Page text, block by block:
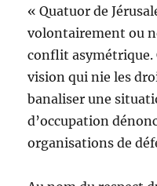
« Quatuor de
volontairement ou
conflit asymétrique.
vision qui nie les
banaliser une
d’occupation
organisations de